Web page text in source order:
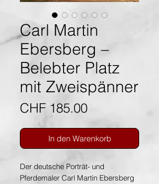
Carl Martin
Ebersberg –
Belebter Platz
mit Zweispänner
CHF 185.00Preis
In den Warenkorb
Der deutsche Porträt- und
Pferdemaler Carl Martin Ebersberg